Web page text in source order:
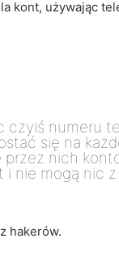
kont, używając
czyiś numeru
się na
przez nich
i nie mogą nic
hakerów.